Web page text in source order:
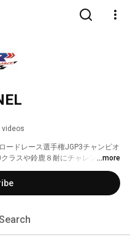
videos
ードレース選手権JGP3チャンピオ
ラスや鈴鹿８耐にチャレンジして
...more